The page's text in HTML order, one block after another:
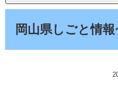
岡山県しごと情